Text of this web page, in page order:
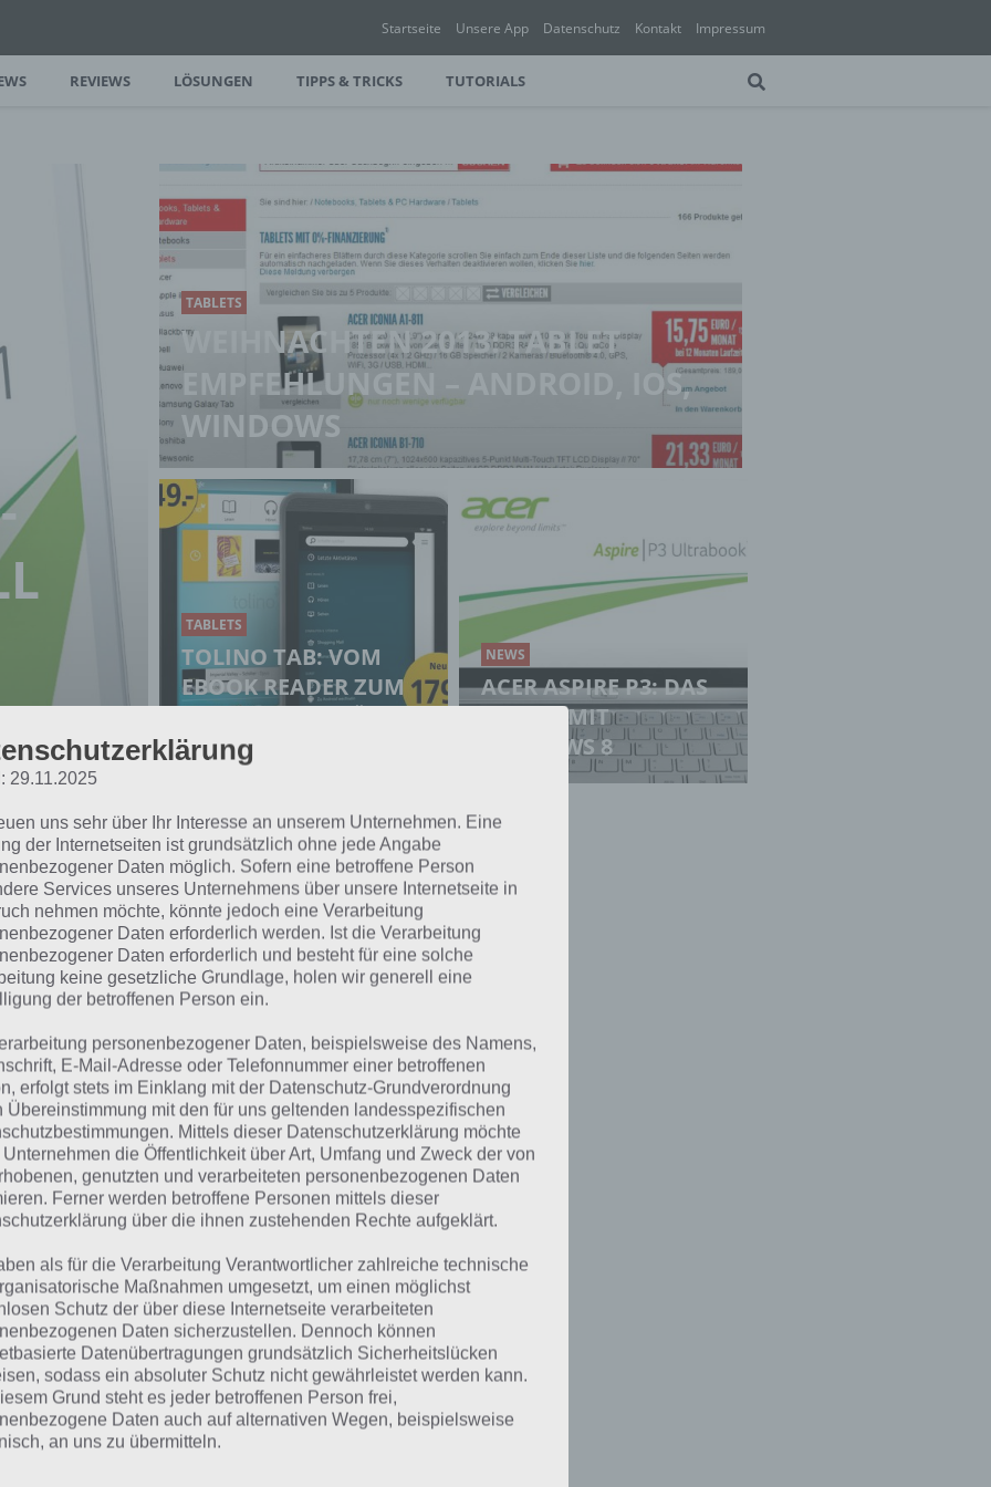
Startseite Unsere App Datenschutz Kontakt Impressum
REVIEWS LÖSUNGEN TIPPS & TRICKS TUTORIALS
TABLETS
WEIHNACHTEN 2013: TABLET
EMPFEHLUNGEN – ANDROID, IOS,
WINDOWS
TABLETS
TOLINO TAB: VOM
EBOOK READER ZUM
MIT ANDROID
NEWS
ACER ASPIRE P3: DAS
TABLET MIT
WINDOWS 8
2013 UND
2013
immer beliebter. Mittlerweile bieten
Tablets an. Dabei noch den
4.1.2 – DEZEMBER 2012
4.1.2. So beim Acer Iconia A510
VORGESTELLT
eine neue Tablet-Familie
29.11.2025
uns sehr über Ihr Interesse an unserem Unternehmen. Eine
der Internetseiten ist grundsätzlich ohne jede Angabe
Daten möglich. Sofern eine betroffene Person
Services unseres Unternehmens über unsere Internetseite in
nehmen möchte, könnte jedoch eine Verarbeitung
Daten erforderlich werden. Ist die Verarbeitung
Daten erforderlich und besteht für eine solche
keine gesetzliche Grundlage, holen wir generell eine
der betroffenen Person ein.
personenbezogener Daten, beispielsweise des Namens,
E-Mail-Adresse oder Telefonnummer einer betroffenen
erfolgt stets im Einklang mit der Datenschutz-Grundverordnung
Übereinstimmung mit den für uns geltenden landesspezifischen
Mittels dieser Datenschutzerklärung möchte
Unternehmen die Öffentlichkeit über Art, Umfang und Zweck der von
genutzten und verarbeiteten personenbezogenen Daten
Ferner werden betroffene Personen mittels dieser
über die ihnen zustehenden Rechte aufgeklärt.
als für die Verarbeitung Verantwortlicher zahlreiche technische
Maßnahmen umgesetzt, um einen möglichst
Schutz der über diese Internetseite verarbeiteten
Daten sicherzustellen. Dennoch können
Datenübertragungen grundsätzlich Sicherheitslücken
sodass ein absoluter Schutz nicht gewährleistet werden kann.
Grund steht es jeder betroffenen Person frei,
Daten auch auf alternativen Wegen, beispielsweise
an uns zu übermitteln.